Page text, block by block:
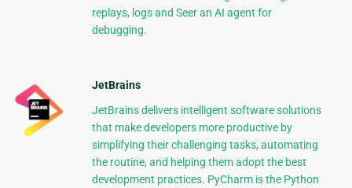
replays, logs and Seer an AI agent for
debugging.
JetBrains
JetBrains delivers intelligent software solutions
that make developers more productive by
simplifying their challenging tasks, automating
the routine, and helping them adopt the best
development practices. PyCharm is the Python